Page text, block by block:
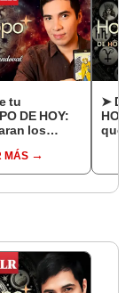
tu
DE HOY:
los
Jhan
MÁS
➤
qué